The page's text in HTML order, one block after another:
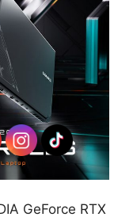
GeForce RTX